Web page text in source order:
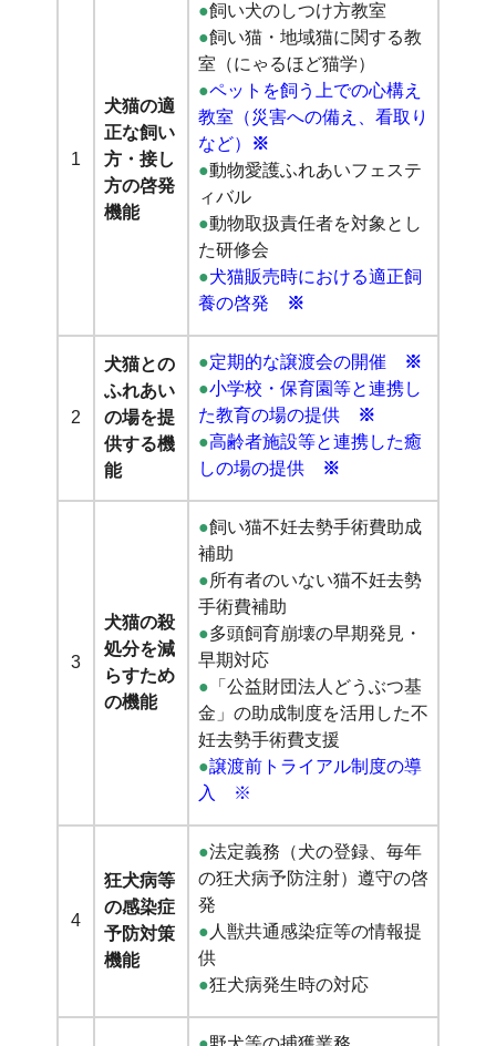
1
犬猫の適
正な飼い
方・接し
方の啓発
機能
●飼い犬のしつけ方教室
●飼い猫・地域猫に関する教
室（にゃるほど猫学）
●ペットを飼う上での心構え
教室（災害への備え、看取り
など）
※
●動物愛護ふれあいフェステ
ィバル
●動物取扱責任者を対象とし
た研修会
●犬猫販売時における適正飼
養の啓発
※
2
犬猫との
ふれあい
の場を提
供する機
能
●定期的な譲渡会の開催
※
●小学校・保育園等と連携し
た教育の場の提供
※
●高齢者施設等と連携した癒
しの場の提供
※
3
犬猫の殺
処分を減
らすため
の機能
●飼い猫不妊去勢手術費助成
補助
●所有者のいない猫不妊去勢
手術費補助
●多頭飼育崩壊の早期発見・
早期対応
● 「公益財団法人どうぶつ基
金」の助成制度を活用した不
妊去勢手術費支援
●譲渡前トライアル制度の導
入 ※
4
狂犬病等
の感染症
予防対策
機能
●法定義務（犬の登録、毎年
の狂犬病予防注射）遵守の啓
発
●人獣共通感染症等の情報提
供
●狂犬病発生時の対応